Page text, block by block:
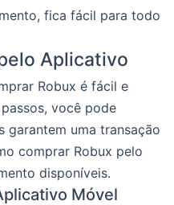
fica fácil para todo
Aplicativo
Robux é fácil e
você pode
garantem uma transação
comprar Robux pelo
disponíveis.
Móvel